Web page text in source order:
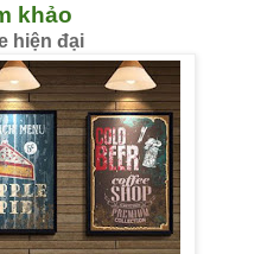
khảo
hiện đại